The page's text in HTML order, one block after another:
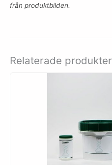
från produktbilden.
Relaterade produkter